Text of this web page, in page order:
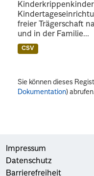
freier Trägerschaft
und in der Familie...
CSV
Sie können dieses
Dokumentation)
Impressum
Datenschutz
Barrierefreiheit